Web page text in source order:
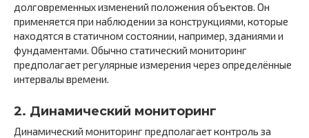
долговременных изменений положения объектов. Он
применяется при наблюдении за конструкциями, которые
находятся в статичном состоянии, например, зданиями и
фундаментами. Обычно статический мониторинг
предполагает регулярные измерения через определённые
интервалы времени.
2. Динамический мониторинг
Динамический мониторинг предполагает контроль за